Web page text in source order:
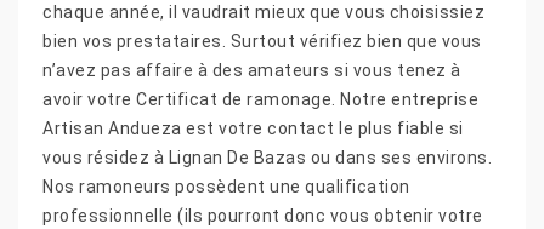
chaque année, il vaudrait mieux que vous choisissiez
bien vos prestataires. Surtout vérifiez bien que vous
n’avez pas affaire à des amateurs si vous tenez à
avoir votre Certificat de ramonage. Notre entreprise
Artisan Andueza est votre contact le plus fiable si
vous résidez à Lignan De Bazas ou dans ses environs.
Nos ramoneurs possèdent une qualification
professionnelle (ils pourront donc vous obtenir votre